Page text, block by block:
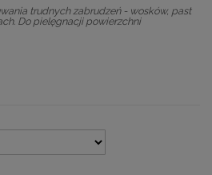
trudnych zabrudzeń - wosków, past
Do pielęgnacji powierzchni